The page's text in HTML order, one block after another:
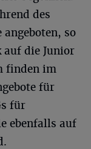
des
angeboten, so
auf die Junior
finden im
für
für
ebenfalls auf